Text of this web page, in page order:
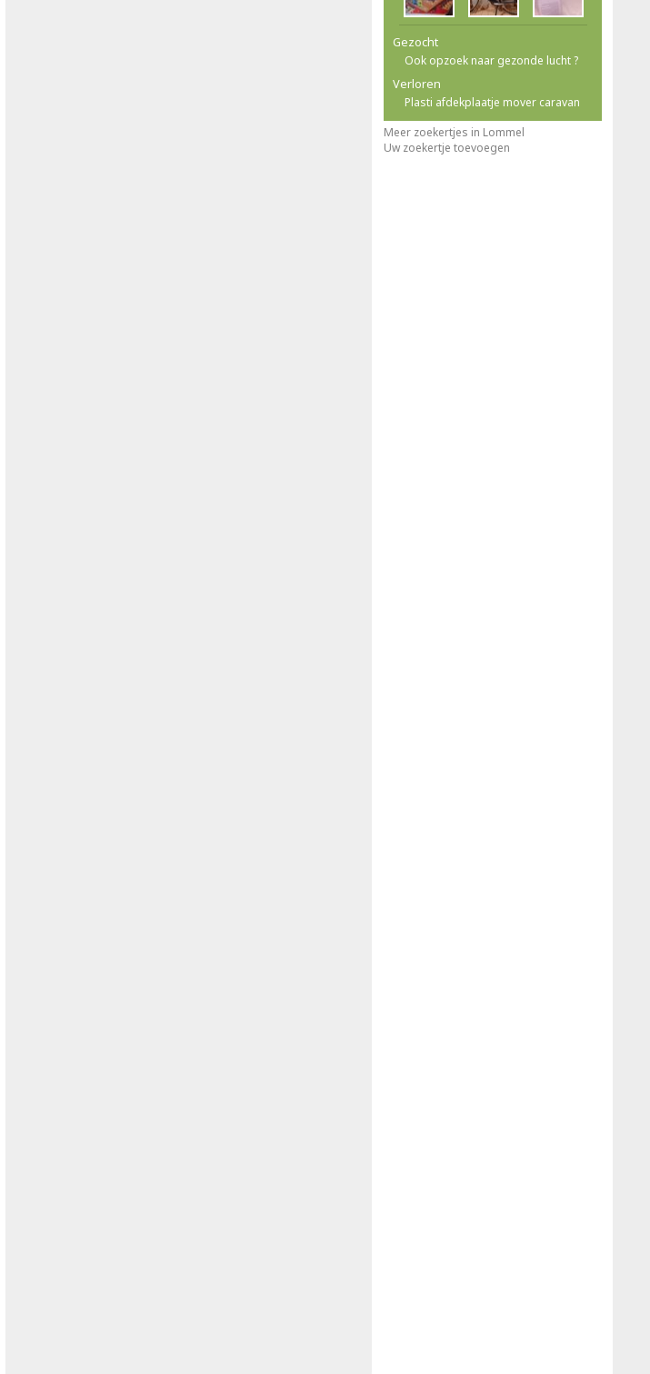
Gezocht
Ook opzoek naar gezonde lucht ?
Verloren
Plasti afdekplaatje mover caravan
Meer zoekertjes in Lommel
Uw zoekertje toevoegen